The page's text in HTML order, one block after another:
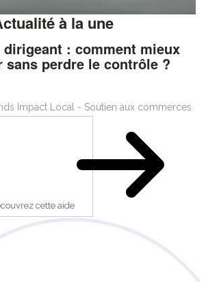
à la une
: comment mieux
sans perdre le contrôle ?
Impact Local - Soutien aux commerces
cette aide